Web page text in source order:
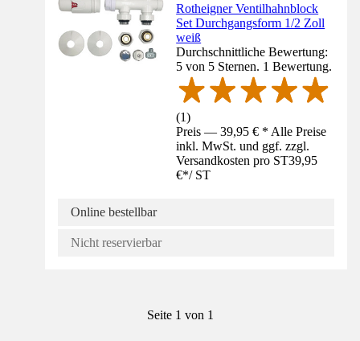
Rotheigner Ventilhahnblock
Set Durchgangsform 1/2 Zoll
weiß
Durchschnittliche Bewertung:
5 von 5 Sternen. 1 Bewertung.
(1)
Preis — 39,95 € * Alle Preise
inkl. MwSt. und ggf. zzgl.
Versandkosten pro ST39,95
€*/ ST
Online bestellbar
Nicht reservierbar
Seite 1 von 1